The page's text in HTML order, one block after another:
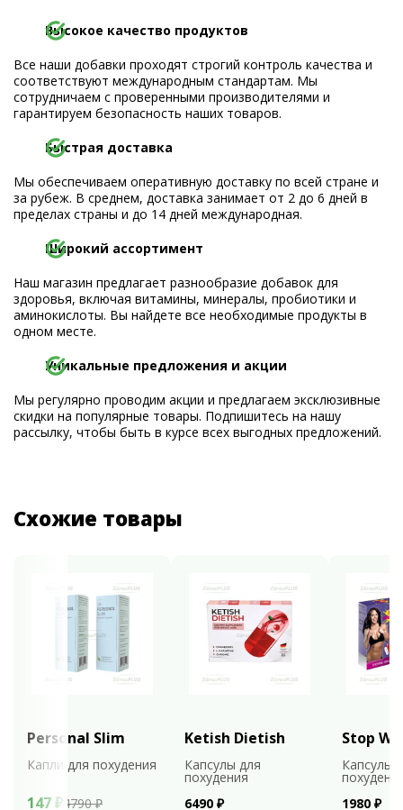
Высокое качество продуктов
Все наши добавки проходят строгий контроль качества и
соответствуют международным стандартам. Мы
сотрудничаем с проверенными производителями и
гарантируем безопасность наших товаров.
Быстрая доставка
Мы обеспечиваем оперативную доставку по всей стране и
за рубеж. В среднем, доставка занимает от 2 до 6 дней в
пределах страны и до 14 дней международная.
Широкий ассортимент
Наш магазин предлагает разнообразие добавок для
здоровья, включая витамины, минералы, пробиотики и
аминокислоты. Вы найдете все необходимые продукты в
одном месте.
Уникальные предложения и акции
Мы регулярно проводим акции и предлагаем эксклюзивные
скидки на популярные товары. Подпишитесь на нашу
рассылку, чтобы быть в курсе всех выгодных предложений.
Схожие товары
Personal Slim
Капли для похудения
147 ₽ 4790 ₽
Ketish Dietish
Капсулы для
похудения
6490 ₽
Stop
Капсулы
1980 ₽